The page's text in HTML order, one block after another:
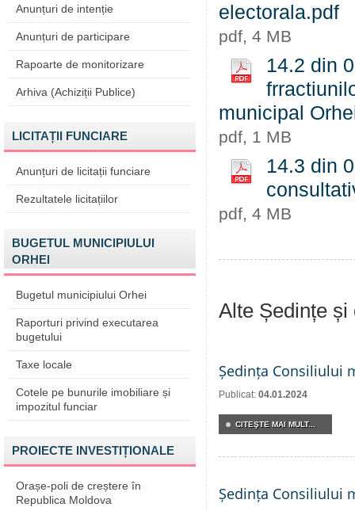
Anunțuri de intenție
Anunțuri de participare
Rapoarte de monitorizare
Arhiva (Achiziții Publice)
LICITAȚII FUNCIARE
Anunțuri de licitații funciare
Rezultatele licitațiilor
BUGETUL MUNICIPIULUI
ORHEI
Bugetul municipiului Orhei
Raporturi privind executarea
bugetului
Taxe locale
Cotele pe bunurile imobiliare și
impozitul funciar
PROIECTE INVESTIȚIONALE
Orașe-poli de creștere în
Republica Moldova
electorala.pdf
pdf, 4 MB
14.2 din
municipal
pdf, 1 MB
14.3 din
pdf, 4 MB
Alte Ședințe și
Ședința Consiliului
Publicat: 04.01.2024
CITEŞTE MAI MULT...
Ședința Consiliului